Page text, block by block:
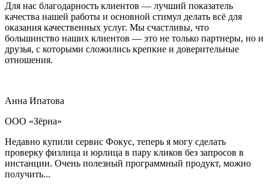
Для нас благодарность клиентов — лучший показатель
качества нашей работы и основной стимул делать всё для
оказания качественных услуг. Мы счастливы, что
большинство наших клиентов — это не только партнеры, но и
друзья, с которыми сложились крепкие и доверительные
отношения.
Анна Ипатова
ООО «Зёрна»
Недавно купили сервис Фокус, теперь я могу сделать
проверку физлица и юрлица в пару кликов без запросов в
инстанции. Очень полезный программный продукт, можно
получить...